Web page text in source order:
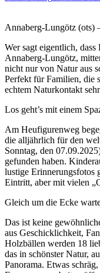
Annaberg-Lungötz (ots)
Wer sagt eigentlich,
Annaberg-Lungötz,
nicht nur von Natur aus
Perfekt für Familien, die
echtem Naturkontakt
Los geht’s mit einem
Am Heufigurenweg
die alljährlich für den
Sonntag, den
gefunden haben.
lustige Erinnerungsfotos
Eintritt, aber mit vielen
Gleich um die Ecke
Das ist keine
aus Geschicklichkeit,
Holzbällen werden 18
das in schönster Natur,
Panorama. Etwas